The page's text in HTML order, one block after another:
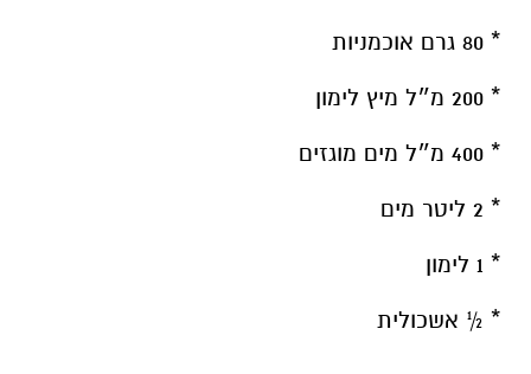
* 80 גרם אוכמניות
* 200 מ״ל מיץ לימון
* 400 מ״ל מים מוגזים
* 2 ליטר מים
* 1 לימון
* ½ אשכולית